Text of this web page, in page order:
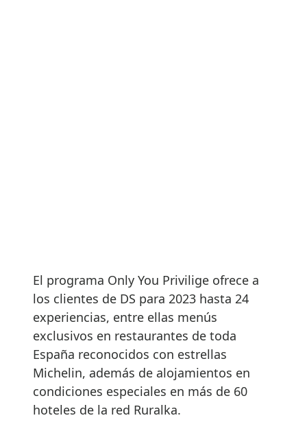
El programa Only You Privilige ofrece a
los clientes de DS para 2023 hasta 24
experiencias, entre ellas menús
exclusivos en restaurantes de toda
España reconocidos con estrellas
Michelin, además de alojamientos en
condiciones especiales en más de 60
hoteles de la red Ruralka.